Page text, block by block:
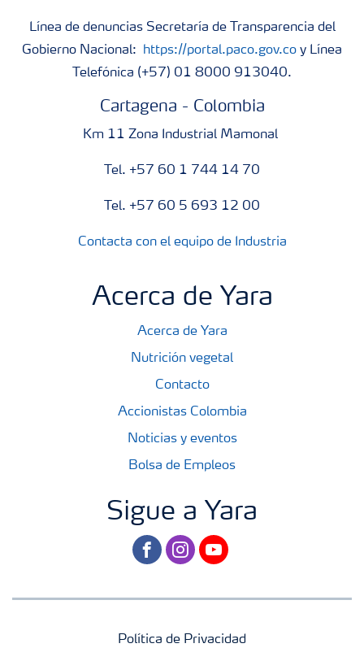
Línea de denuncias Secretaría de Transparencia del
Gobierno Nacional: https://portal.paco.gov.co y Línea
Telefónica (+57) 01 8000 913040.
Cartagena - Colombia
Km 11 Zona Industrial Mamonal
Tel. +57 60 1 744 14 70
Tel. +57 60 5 693 12 00
Contacta con el equipo de Industria
Acerca de Yara
Acerca de Yara
Nutrición vegetal
Contacto
Accionistas Colombia
Noticias y eventos
Bolsa de Empleos
Sigue a Yara
facebookinstagram
youtube
Política de Privacidad